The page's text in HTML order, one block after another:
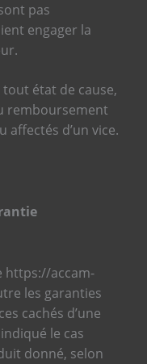
pas
engager la
état de cause,
remboursement
d’un vice.
https://accam-
les garanties
cachés d’une
le cas
donné, selon